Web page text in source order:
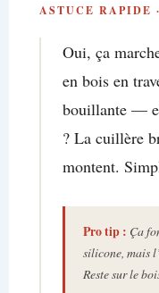
ASTUCE RAPIDE
Oui, ça
en bois en
bouillante —
? La cuillère
montent.
Pro tip : Ça
silicone, mais
Reste sur le